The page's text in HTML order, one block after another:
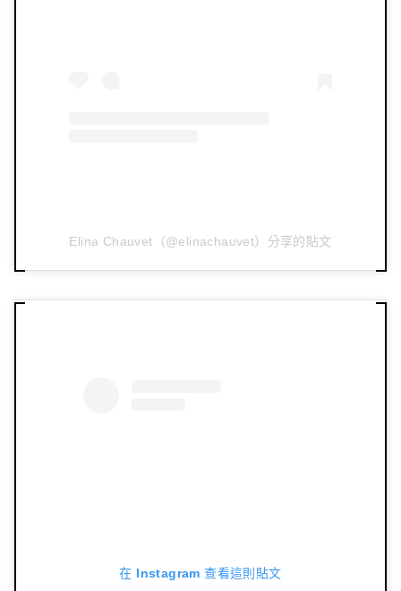
Elina Chauvet（@elinachauvet）分享的貼文
在 Instagram 查看這則貼文